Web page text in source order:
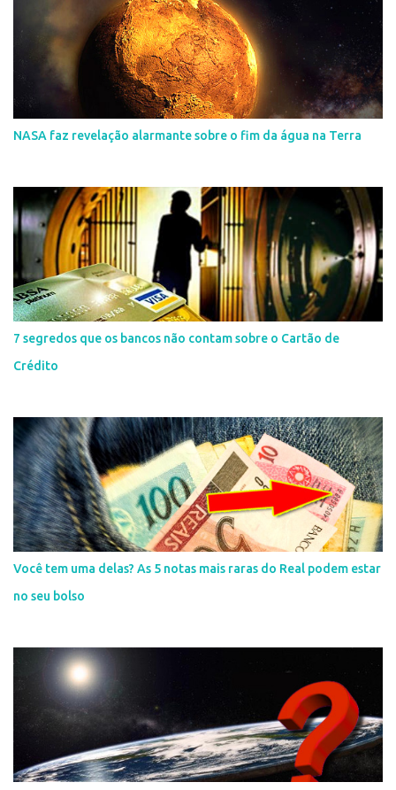
NASA faz revelação alarmante sobre o fim da água na Terra
7 segredos que os bancos não contam sobre o Cartão de
Crédito
Você tem uma delas? As 5 notas mais raras do Real podem estar
no seu bolso